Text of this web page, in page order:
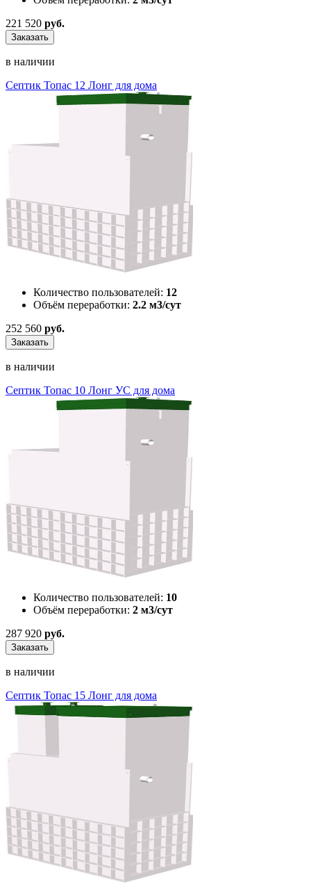
221 520 руб.
Заказать
в наличии
Септик Топас 12 Лонг для дома
Количество пользователей: 12
Объём переработки: 2.2 м3/сут
252 560 руб.
Заказать
в наличии
Септик Топас 10 Лонг УС для дома
Количество пользователей: 10
Объём переработки: 2 м3/сут
287 920 руб.
Заказать
в наличии
Септик Топас 15 Лонг для дома